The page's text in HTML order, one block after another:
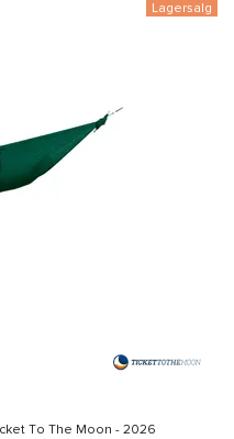
Lagersalg
To The Moon - 2026